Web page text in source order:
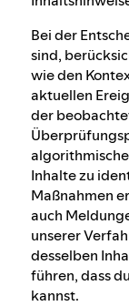
Bei der
sind,
wie den
aktuellen
der
Inhalte zu
Maßnahmen
auch
unserer
desselben
führen, dass
kannst.